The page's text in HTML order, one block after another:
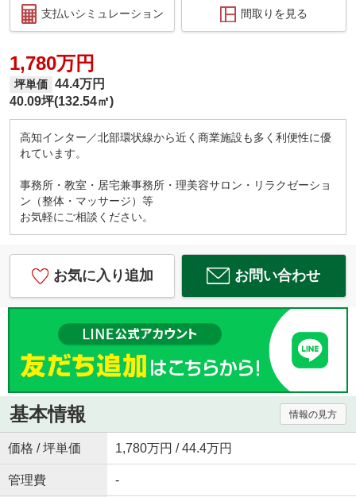
支払いシミュレーション 間取りを見る
1,780万円
坪単価 44.4万円
40.09坪(132.54㎡)
高知インター／北部環状線から近く商業施設も多く利便性に優
れています。
事務所・教室・居宅兼事務所・理美容サロン・リラクゼーショ
ン（整体・マッサージ）等
お気軽にご相談ください。
お気に入り追加 お問い合わせ
基本情報 情報の見方
価格 / 坪単価 1,780万円 / 44.4万円
管理費 -